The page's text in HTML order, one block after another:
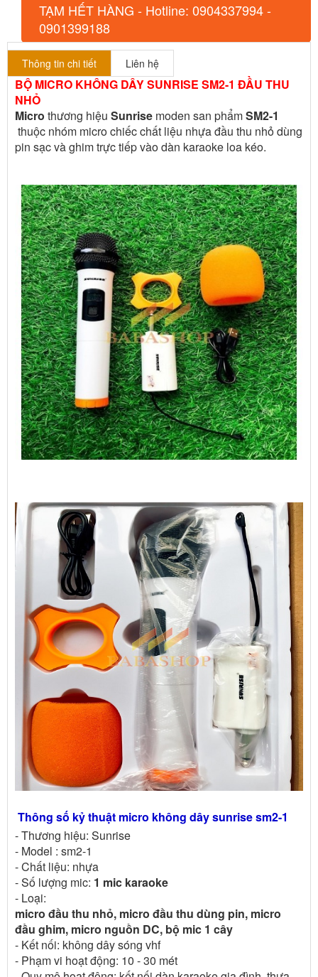
TẠM HẾT HÀNG - Hotline: 0904337994 -
0901399188
Thông tin chi tiết Liên hệ
BỘ MICRO KHÔNG DÂY SUNRISE SM2-1 ĐẦU THU
NHỎ
Micro thương hiệu Sunrise moden san phẩmSM2-1
thuộc nhóm micro chiếc chất liệu nhựa đầu thu nhỏ dùng
pin sạc và ghim trực tiếp vào dàn karaoke loa kéo.
Thông số kỷ thuật micro không dây sunrise sm2-1
- Thương hiệu: Sunrise
- Model : sm2-1
- Chất liệu: nhựa
- Số lượng mic: 1 mic karaoke
- Loại:
micro đầu thu nhỏ, micro đầu thu dùng pin, micro
đầu ghim, micro nguồn DC, bộ mic 1 cây
- Kết nối: không dây sóng vhf
- Phạm vi hoạt động: 10 - 30 mét